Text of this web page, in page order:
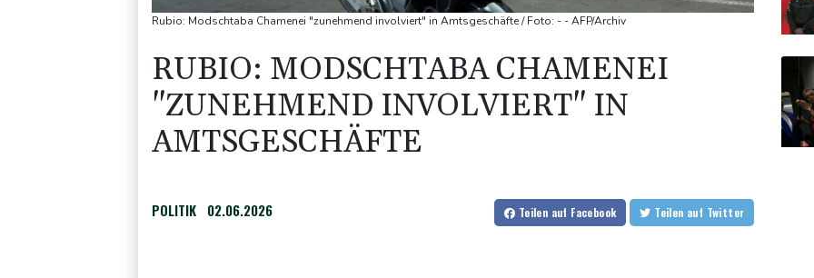
Rubio: Modschtaba Chamenei "zunehmend involviert" in Amtsgeschäfte / Foto: - - AFP/Archiv
RUBIO: MODSCHTABA CHAMENEI
"ZUNEHMEND INVOLVIERT" IN
AMTSGESCHÄFTE
POLITIK 02.06.2026 Teilen auf Facebook Teilen auf Twitter